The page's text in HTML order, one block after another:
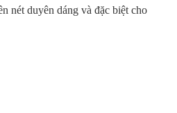
nét duyên dáng và đặc biệt cho